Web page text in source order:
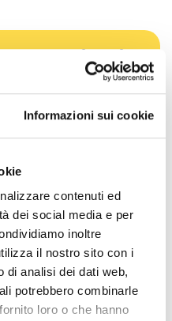
Informazioni sui cookie
contenuti ed
dei social media e per
inoltre
il nostro sito con i
di analisi dei dati web,
potrebbero combinarle
loro o che hanno